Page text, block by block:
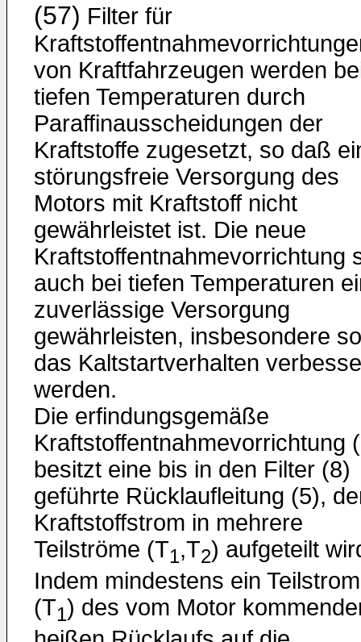
(57) Filter für
von Kraftfahrzeugen werden
tiefen Temperaturen durch
Paraffinausscheidungen der
Kraftstoffe zugesetzt, so daß
störungsfreie Versorgung des
Motors mit Kraftstoff nicht
gewährleistet ist. Die neue
Kraftstoffentnahmevorrichtung
auch bei tiefen Temperaturen
zuverlässige Versorgung
gewährleisten, insbesondere
das Kaltstartverhalten
werden.
Die erfindungsgemäße
Kraftstoffentnahmevorrichtung
besitzt eine bis in den Filter (8)
geführte Rücklaufleitung (5),
Kraftstoffstrom in mehrere
Teilströme (T1,T2) aufgeteilt
Indem mindestens ein Teilstrom
(T1) des vom Motor